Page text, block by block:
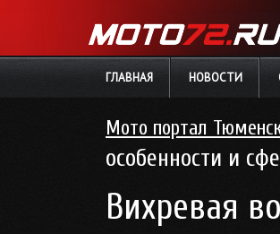
ГЛАВНАЯ НОВОСТИ
Мото портал
особенности и
Вихревая